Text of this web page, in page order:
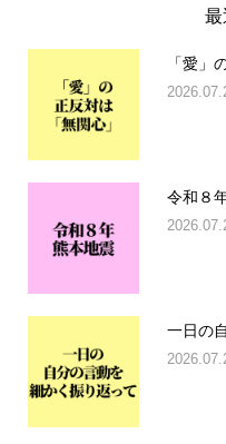
「愛」
令和８
一日の